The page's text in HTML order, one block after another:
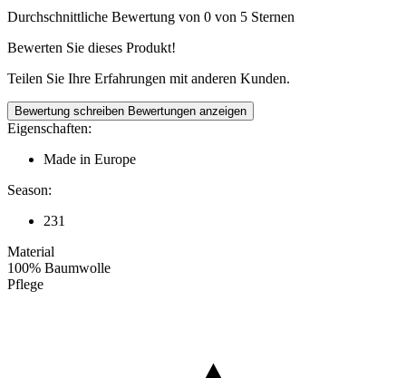
Durchschnittliche Bewertung von 0 von 5 Sternen
Bewerten Sie dieses Produkt!
Teilen Sie Ihre Erfahrungen mit anderen Kunden.
Bewertung schreiben Bewertungen anzeigen
Eigenschaften:
Made in Europe
Season:
231
Material
100% Baumwolle
Pflege